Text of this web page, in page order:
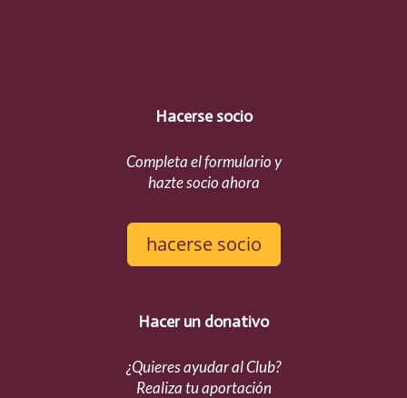
Hacerse socio
Completa el formulario y
hazte socio ahora
hacerse socio
Hacer un donativo
¿Quieres ayudar al Club?
Realiza tu aportación